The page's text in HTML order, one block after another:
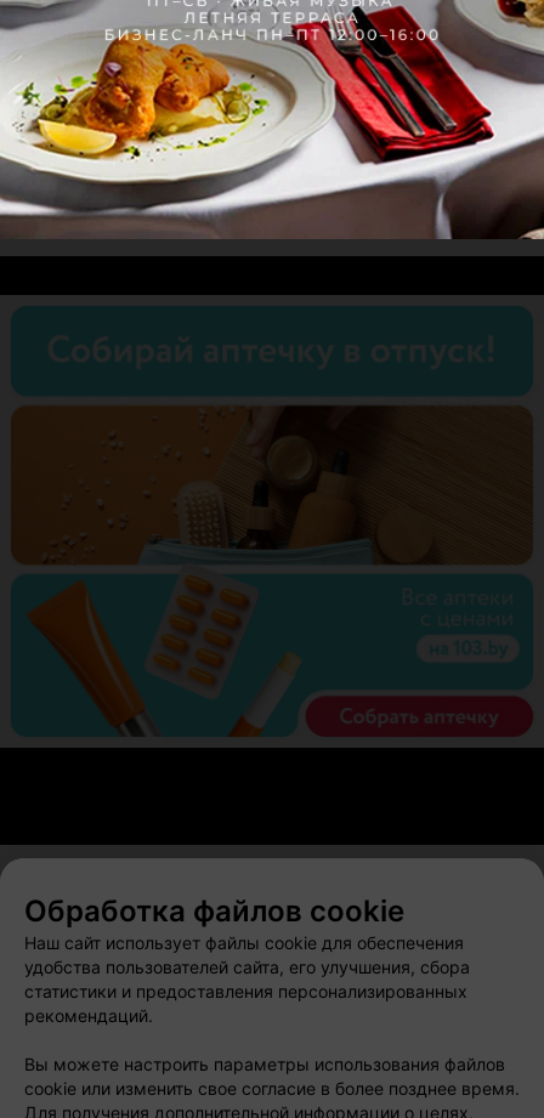
О проекте Новости проекта
Вакансии
Публичный договор
Способы оплаты
Публичный договор по использованию сервиса
Написать в поддержку
Обработка файлов cookie
Наш сайт использует файлы cookie для обеспечения
удобства пользователей сайта, его улучшения, сбора
статистики и предоставления персонализированных
рекомендаций.
Вы можете настроить параметры использования файлов
cookie или изменить свое согласие в более позднее время.
Для получения дополнительной информации о целях,